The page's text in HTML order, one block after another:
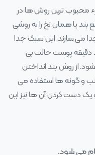
محبوب‌ ترین روش‌ ها در
یا همان نخ را به روشی
می‌ سازند. این سبک جدا
دقیقه پوست حالت بی
از روش بند انداختن
و گونه‌ ها استفاده می‌
یک دست کردن آن ها نیز این
می شود.